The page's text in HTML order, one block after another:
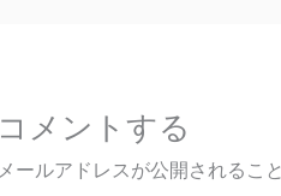
コメントする
メールアドレスが公開されるこ